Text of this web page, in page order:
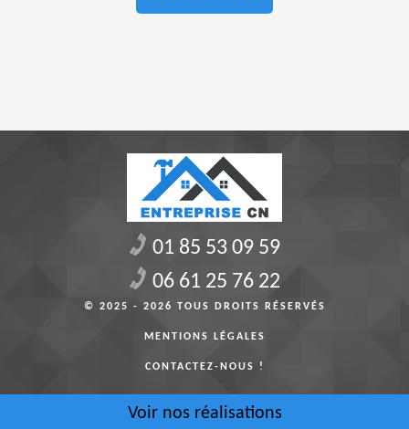
01 85 53 09 59
06 61 25 76 22
© 2025 - 2026 TOUS DROITS RÉSERVÉS
MENTIONS LÉGALES
CONTACTEZ-NOUS !
Voir nos réalisations